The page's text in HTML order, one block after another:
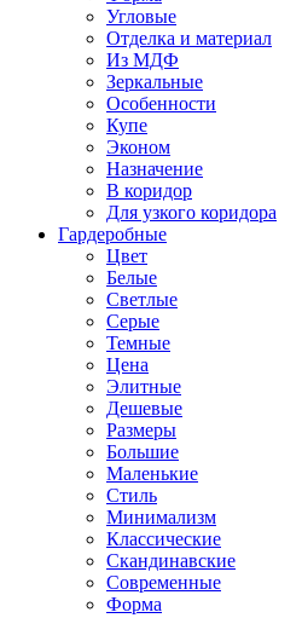
Угловые
Отделка и материал
Из МДФ
Зеркальные
Особенности
Купе
Эконом
Назначение
В коридор
Для узкого коридора
Гардеробные
Цвет
Белые
Светлые
Серые
Темные
Цена
Элитные
Дешевые
Размеры
Большие
Маленькие
Стиль
Минимализм
Классические
Скандинавские
Современные
Форма